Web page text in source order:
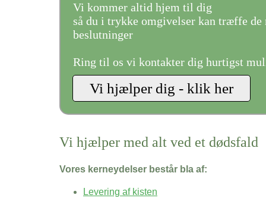
Vi kommer altid hjem til dig
så du i trykke omgivelser kan træffe de
beslutninger
Ring til os vi kontakter dig hurtigst
Vi hjælper med alt ved et dødsfald
Vores kerneydelser består bla af:
Levering af kisten